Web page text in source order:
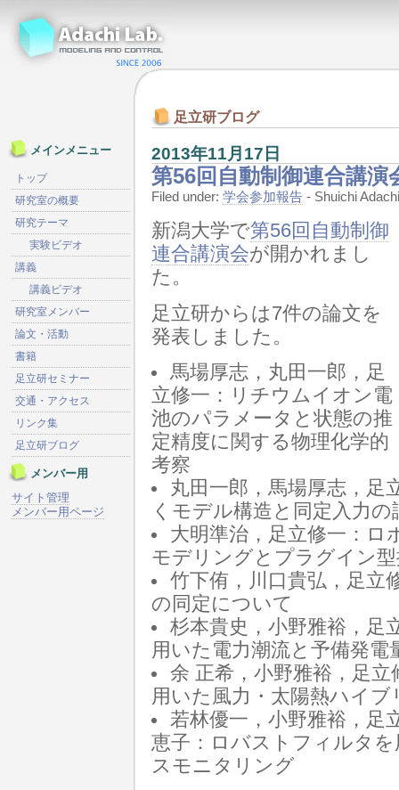
足立研ブログ
2013年11月17日
第56回自動制御連合講演
Filed under: 学会参加報告 - Shuichi
新潟大学で第56回自動制御
連合講演会が開かれまし
た。
足立研からは7件の論文を
発表しました。
馬場厚志，丸田一郎，足
立修一：リチウムイオン電
池のパラメータと状態の推
定精度に関する物理化学的
考察
丸田一郎，馬場厚志，足
くモデル構造と同定入力の
大明準治，足立修一：
モデリングとプラグイン
竹下侑，川口貴弘，足立
の同定について
杉本貴史，小野雅裕，足
用いた電力潮流と予備発電
余 正希，小野雅裕，足
用いた風力・太陽熱ハイ
若林優一，小野雅裕，足
恵子：ロバストフィルタ
スモニタリング
メインメニュー
トップ
研究室の概要
研究テーマ
実験ビデオ
講義
講義ビデオ
研究室メンバー
論文・活動
書籍
足立研セミナー
交通・アクセス
リンク集
足立研ブログ
メンバー用
サイト管理
メンバー用ページ